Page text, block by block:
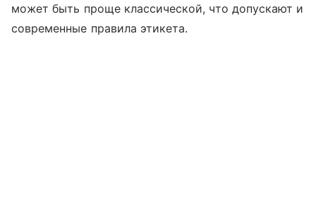
может быть проще классической, что допускают и
современные правила этикета.